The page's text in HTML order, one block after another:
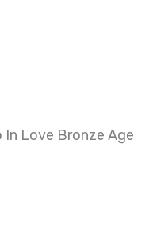
Love Bronze Age